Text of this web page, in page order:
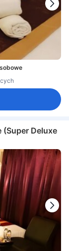
Deluxe